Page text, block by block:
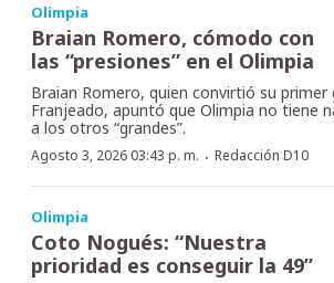
Olimpia
Braian Romero, cómodo con
las “presiones” en el Olimpia
Braian Romero, quien convirtió su primer
Franjeado, apuntó que Olimpia no tiene
a los otros “grandes”.
Agosto 3, 2026 03:43 p. m. · Redacción D10
Olimpia
Coto Nogués: “Nuestra
prioridad es conseguir la 49”